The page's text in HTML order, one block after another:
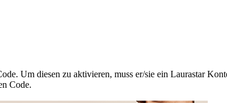
Um diesen zu aktivieren, muss er/sie ein Laurastar
Code.